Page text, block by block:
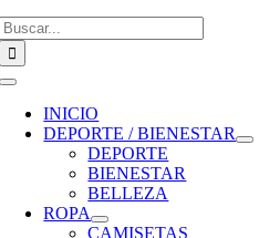
Toggle
Navigation
INICIO
DEPORTE / BIENESTAR
DEPORTE
BIENESTAR
BELLEZA
ROPA
CAMISETAS